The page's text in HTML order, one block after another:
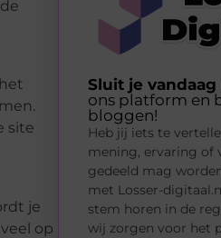
site
je
op
Sluit je vandaag
ons platform en
bloggen!
Heb jij iets te
mening, ervaring of
gedeeld mag
met Losser-
stem horen in de
wij zorgen voor het